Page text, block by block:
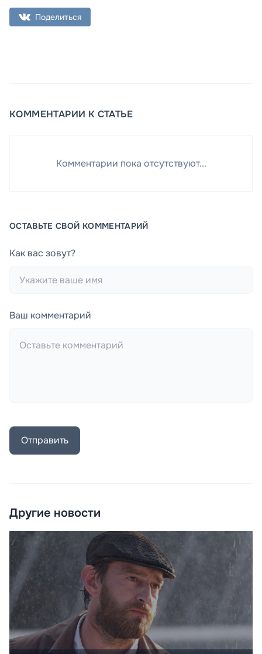
Поделиться
КОММЕНТАРИИ К СТАТЬЕ
Комментарии пока отсутствуют...
ОСТАВЬТЕ СВОЙ КОММЕНТАРИЙ
Как вас зовут?
Ваш комментарий
Отправить
Другие новости